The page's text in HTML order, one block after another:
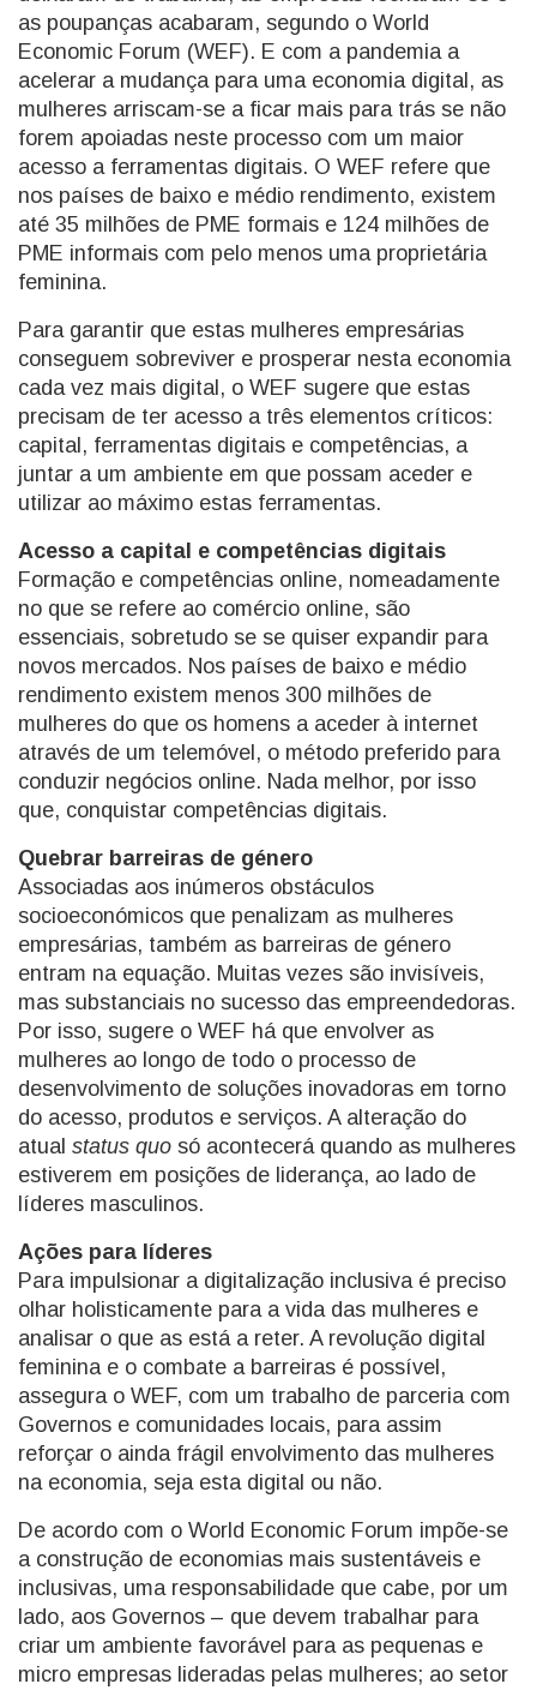
as poupanças acabaram, segundo o World
Economic Forum (WEF). E com a pandemia a
acelerar a mudança para uma economia digital, as
mulheres arriscam-se a ficar mais para trás se não
forem apoiadas neste processo com um maior
acesso a ferramentas digitais. O WEF refere que
nos países de baixo e médio rendimento, existem
até 35 milhões de PME formais e 124 milhões de
PME informais com pelo menos uma proprietária
feminina.
Para garantir que estas mulheres empresárias
conseguem sobreviver e prosperar nesta economia
cada vez mais digital, o WEF sugere que estas
precisam de ter acesso a três elementos críticos:
capital, ferramentas digitais e competências, a
juntar a um ambiente em que possam aceder e
utilizar ao máximo estas ferramentas.
Acesso a capital e competências digitais
Formação e competências online, nomeadamente
no que se refere ao comércio online, são
essenciais, sobretudo se se quiser expandir para
novos mercados. Nos países de baixo e médio
rendimento existem menos 300 milhões de
mulheres do que os homens a aceder à internet
através de um telemóvel, o método preferido para
conduzir negócios online. Nada melhor, por isso
que, conquistar competências digitais.
Quebrar barreiras de género
Associadas aos inúmeros obstáculos
socioeconómicos que penalizam as mulheres
empresárias, também as barreiras de género
entram na equação. Muitas vezes são invisíveis,
mas substanciais no sucesso das empreendedoras.
Por isso, sugere o WEF há que envolver as
mulheres ao longo de todo o processo de
desenvolvimento de soluções inovadoras em torno
do acesso, produtos e serviços. A alteração do
atual status quo só acontecerá quando as mulheres
estiverem em posições de liderança, ao lado de
líderes masculinos.
Ações para líderes
Para impulsionar a digitalização inclusiva é preciso
olhar holisticamente para a vida das mulheres e
analisar o que as está a reter. A revolução digital
feminina e o combate a barreiras é possível,
assegura o WEF, com um trabalho de parceria com
Governos e comunidades locais, para assim
reforçar o ainda frágil envolvimento das mulheres
na economia, seja esta digital ou não.
De acordo com o World Economic Forum impõe-se
a construção de economias mais sustentáveis e
inclusivas, uma responsabilidade que cabe, por um
lado, aos Governos – que devem trabalhar para
criar um ambiente favorável para as pequenas e
micro empresas lideradas pelas mulheres; ao setor